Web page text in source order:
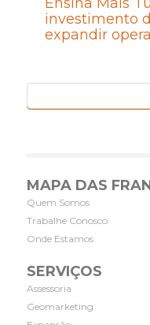
investimento
expandir
MAPA DAS
Quem Somos
Trabalhe Conosco
Onde Estamos
SERVIÇOS
Assessoria
Geomarketing